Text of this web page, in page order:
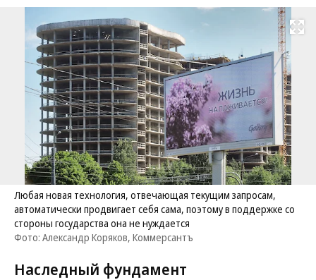
Развернуть
Любая новая технология, отвечающая текущим запросам,
автоматически продвигает себя сама, поэтому в поддержке со
стороны государства она не нуждается
Фото: Александр Коряков, Коммерсантъ
Наследный фундамент